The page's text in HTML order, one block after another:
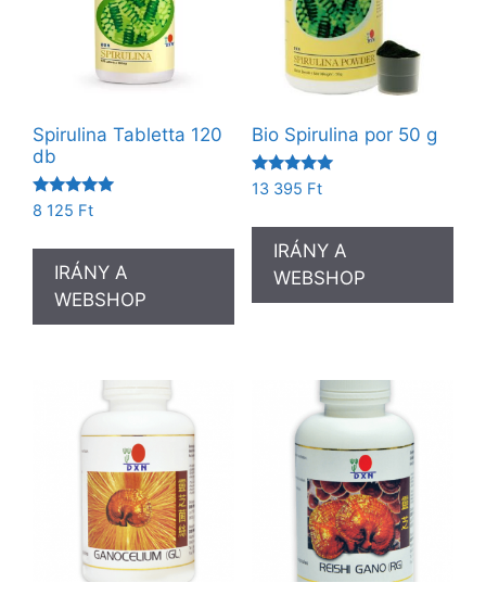
Spirulina Tabletta 120
db
Értékelés:
5.00
8 125 Ft
IRÁNY A
WEBSHOP
Bio Spirulina por 50 g
Értékelés:
5.00
13 395 Ft
IRÁNY A
WEBSHOP